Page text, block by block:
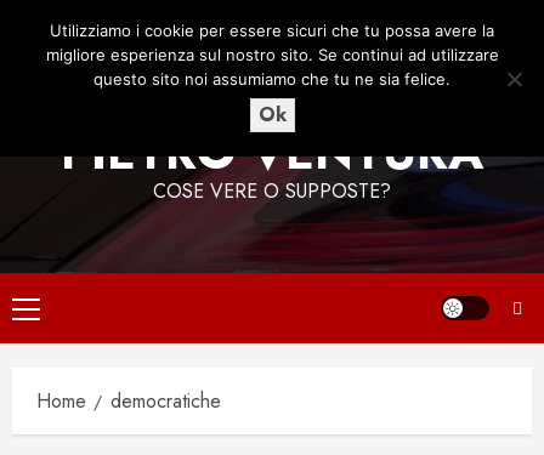
7 Agosto 202601:53:57
PIETRO VENTURA
COSE VERE O SUPPOSTE?
Menu
principale
Home democratiche
Utilizziamo i cookie per essere sicuri che tu possa avere la
migliore esperienza sul nostro sito. Se continui ad utilizzare
questo sito noi assumiamo che tu ne sia felice.
Ok